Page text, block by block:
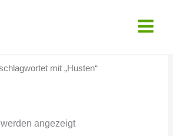
mit „Husten“
angezeigt